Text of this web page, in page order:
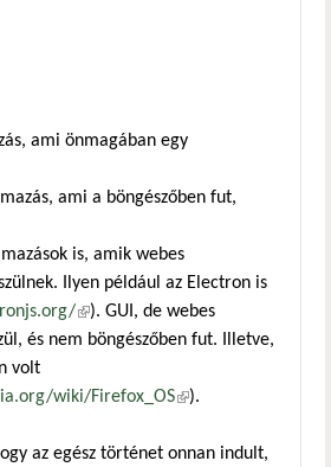
ami önmagában egy
ami a böngészőben fut,
is, amik webes
Ilyen például az Electron is
(külső hivatkozás)
). GUI, de webes
és nem böngészőben fut. Illetve,
volt
wiki/Firefox_OS(külső
).
az egész történet onnan indult,